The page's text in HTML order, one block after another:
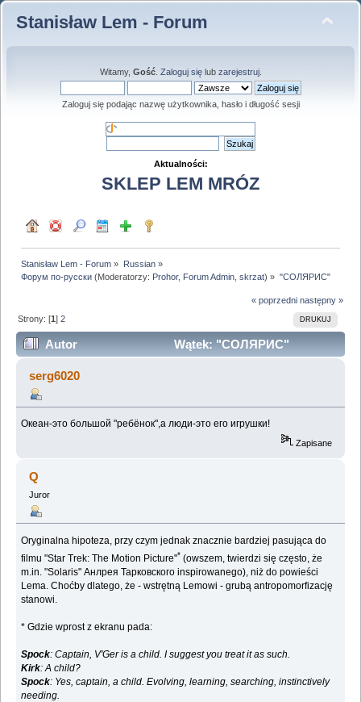
Stanisław Lem - Forum
Witamy, Gość. Zaloguj sięlub zarejestruj.
Zaloguj się podając nazwę użytkownika, hasło i długość sesji
Aktualności:
SKLEP LEM MRÓZ
Stanisław Lem - Forum » Russian»
Форум по-русски (Moderatorzy: Prohor, Forum Admin ,skrzat) » "СОЛЯРИС"
« poprzedni następny »
DRUKUJ
Strony: [1]2
Autor
Wątek: "СОЛЯРИС"
(Przeczytany 182004 razy)
serg6020
Океан-это большой "ребёнок",а люди-это его игрушки!
Zapisane
Q
Juror
Oryginalna hipoteza, przy czym jednak znacznie bardziej pasująca do
filmu "Star Trek: The Motion Picture"* (owszem, twierdzi się często, że
m.in. "Solaris" Анлрея Тарковского inspirowanego), niż do powieści
Lema. Choćby dlatego, że - wstrętną Lemowi - grubą antropomorfizację
stanowi.
* Gdzie wprost z ekranu pada:
Spock: Captain, V'Ger is a child. I suggest you treat it as such.
Kirk: A child?
Spock: Yes, captain, a child. Evolving, learning, searching, instinctively
needing.